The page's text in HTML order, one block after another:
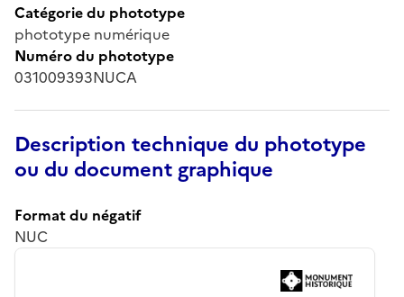
Catégorie du phototype
phototype numérique
Numéro du phototype
031009393NUCA
Description technique du phototype
ou du document graphique
Format du négatif
NUC